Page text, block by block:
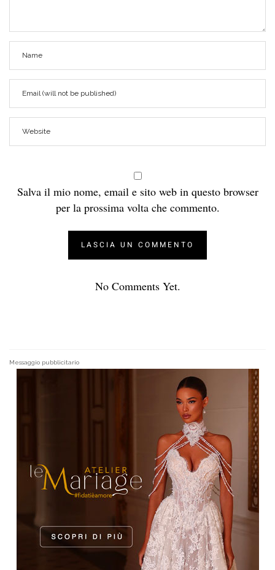
Salva il mio nome, email e sito web in questo browser
per la prossima volta che commento.
No Comments Yet.
Messaggio pubblicitario